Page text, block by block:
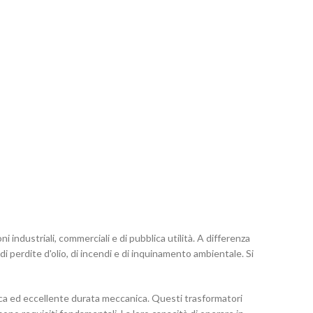
industriali, commerciali e di pubblica utilità. A differenza
perdite d'olio, di incendi e di inquinamento ambientale. Si
ed eccellente durata meccanica. Questi trasformatori